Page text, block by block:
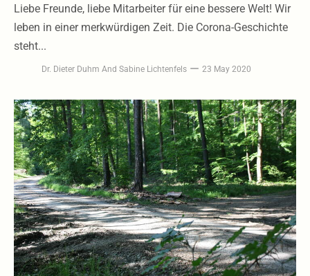
Liebe Freunde, liebe Mitarbeiter für eine bessere Welt! Wir
leben in einer merkwürdigen Zeit. Die Corona-Geschichte
steht...
Dr. Dieter Duhm And Sabine Lichtenfels 23 May 2020